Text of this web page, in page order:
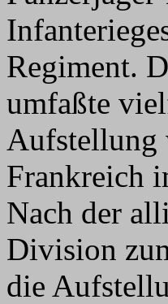
Regiment.
umfaßte
Aufstellung
Frankreich
Nach der
Division
die